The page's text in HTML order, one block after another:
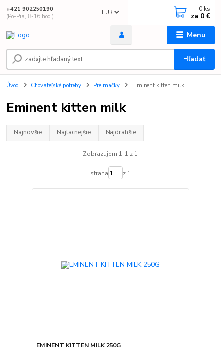
Menu
EUR
Hľadať
+421 902250190
(Po-Pia, 8-16 hod.)
0 ks
za 0 €
Úvod Chovateľské potreby Pre mačky Eminent kitten milk
Eminent kitten milk
Najnovšie Najlacnejšie Najdrahšie
Zobrazujem 1-1 z 1
strana z 1
EMINENT KITTEN MILK 250G